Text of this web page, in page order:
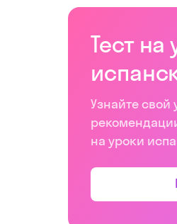
Тест на
Узнайте свой
на уроки